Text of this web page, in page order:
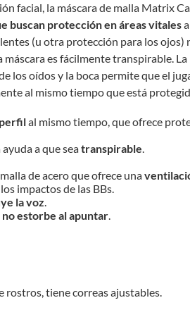
facial, la máscara de malla Matrix
buscan protección en áreas vitales
(u otra protección para los ojos)
es fácilmente transpirable.
los oídos y la boca permite que el
al mismo tiempo que está
al mismo tiempo, que ofrece
a que seatranspirable.
de acero que ofrece una
impactos de las BBs.
la voz.
no estorbe al apuntar.
rostros, tiene correas ajustables.